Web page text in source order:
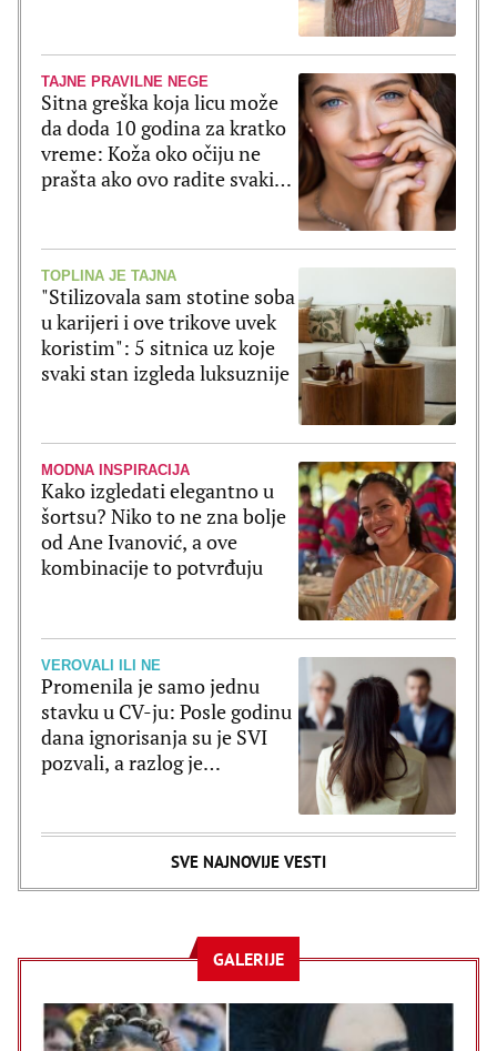
TAJNE PRAVILNE NEGE
Sitna greška koja licu može
da doda 10 godina za kratko
vreme: Koža oko očiju ne
prašta ako ovo radite svaki
TOPLINA JE TAJNA
"Stilizovala sam stotine soba
u karijeri i ove trikove uvek
koristim": 5 sitnica uz koje
svaki stan izgleda luksuznije
MODNA INSPIRACIJA
Kako izgledati elegantno u
šortsu? Niko to ne zna bolje
od Ane Ivanović, a ove
kombinacije to potvrđuju
VEROVALI ILI NE
Promenila je samo jednu
stavku u CV-ju: Posle godinu
dana ignorisanja su je SVI
pozvali, a razlog je
SVE NAJNOVIJE VESTI
GALERIJE